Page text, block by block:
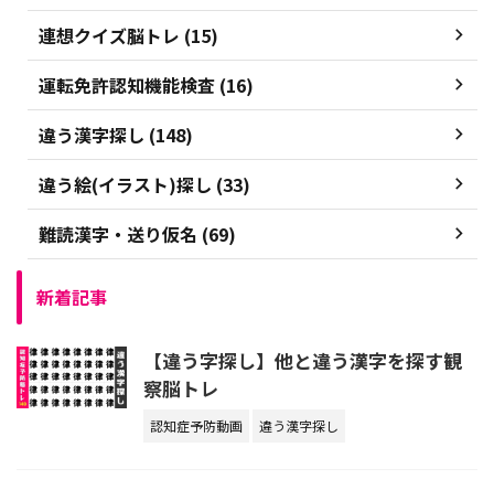
連想クイズ脳トレ (15)
運転免許認知機能検査 (16)
違う漢字探し (148)
違う絵(イラスト)探し (33)
難読漢字・送り仮名 (69)
新着記事
【違う字探し】他と違う漢字を探す観
察脳トレ
認知症予防動画 違う漢字探し